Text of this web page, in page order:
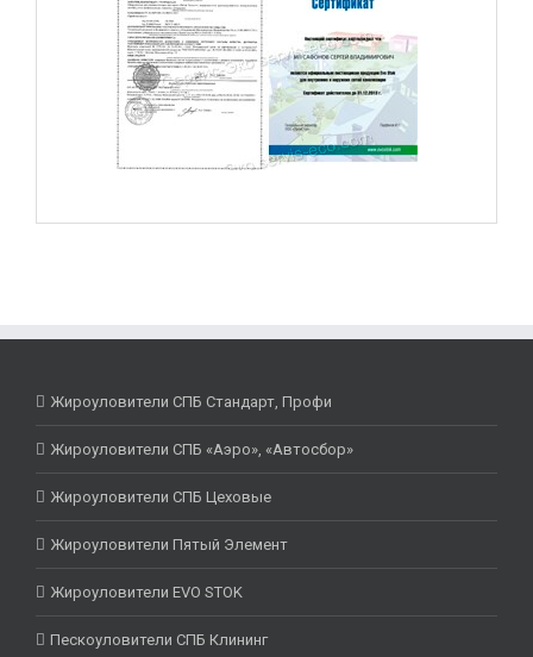
Жироуловители СПБ Стандарт, Профи
Жироуловители СПБ «Аэро», «Автосбор»
Жироуловители СПБ Цеховые
Жироуловители Пятый Элемент
Жироуловители EVO STOK
Пескоуловители СПБ Клининг